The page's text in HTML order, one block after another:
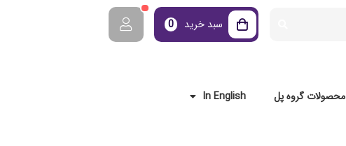
سبد خرید 0
محصولات گروه پل In English